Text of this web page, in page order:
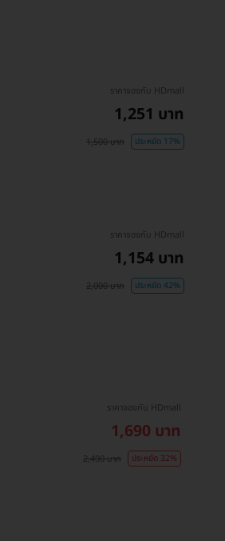
ราคาจองกับ HDmall
1,251 บาท
1,500 บาท ประหยัด 17%
ราคาจองกับ HDmall
1,154 บาท
2,000 บาท ประหยัด 42%
ราคาจองกับ HDmall
1,690 บาท
2,490 บาท ประหยัด 32%